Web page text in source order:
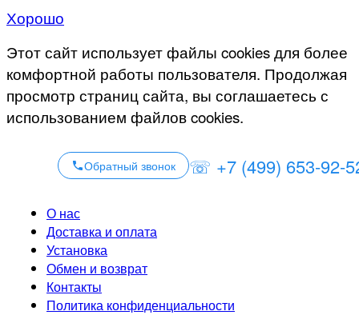
Хорошо
Этот сайт использует файлы cookies для более
комфортной работы пользователя. Продолжая
просмотр страниц сайта, вы соглашаетесь с
использованием файлов cookies.
Обратный звонок ☏ +7 (499) 653-92-
О нас
Доставка и оплата
Установка
Обмен и возврат
Контакты
Политика конфиденциальности